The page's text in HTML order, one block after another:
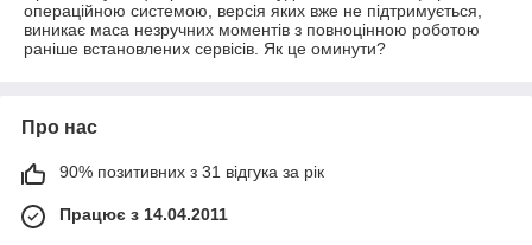
операційною системою, версія яких вже не підтримується,
виникає маса незручних моментів з повноцінною роботою
раніше встановлених сервісів. Як це оминути?
Про нас
90% позитивних з 31 відгука за рік
Працює з 14.04.2011